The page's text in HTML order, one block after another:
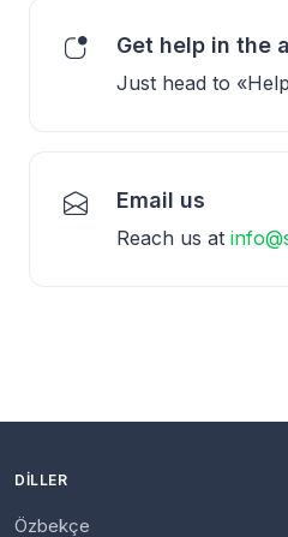
Get help in the
Just head to
Email us
Reach us at
DILLER
Özbekçe